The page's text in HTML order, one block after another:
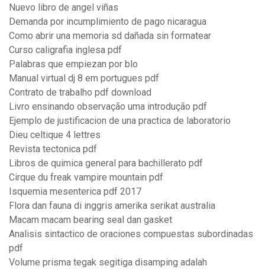
Nuevo libro de angel viñas
Demanda por incumplimiento de pago nicaragua
Como abrir una memoria sd dañada sin formatear
Curso caligrafia inglesa pdf
Palabras que empiezan por blo
Manual virtual dj 8 em portugues pdf
Contrato de trabalho pdf download
Livro ensinando observação uma introdução pdf
Ejemplo de justificacion de una practica de laboratorio
Dieu celtique 4 lettres
Revista tectonica pdf
Libros de quimica general para bachillerato pdf
Cirque du freak vampire mountain pdf
Isquemia mesenterica pdf 2017
Flora dan fauna di inggris amerika serikat australia
Macam macam bearing seal dan gasket
Analisis sintactico de oraciones compuestas subordinadas
pdf
Volume prisma tegak segitiga disamping adalah